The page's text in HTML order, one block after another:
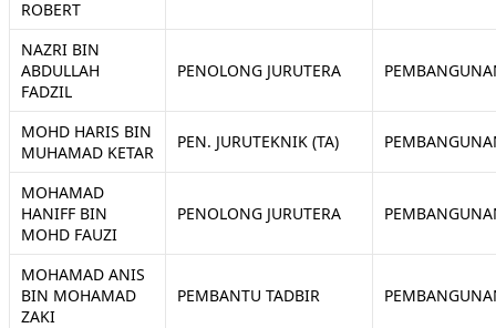
ROBERT
NAZRI BIN
ABDULLAH
FADZIL
PENOLONG JURUTERA
MOHD HARIS BIN
MUHAMAD KETAR
PEN. JURUTEKNIK (TA)
MOHAMAD
HANIFF BIN
MOHD FAUZI
PENOLONG JURUTERA
MOHAMAD ANIS
BIN MOHAMAD
ZAKI
PEMBANTU TADBIR